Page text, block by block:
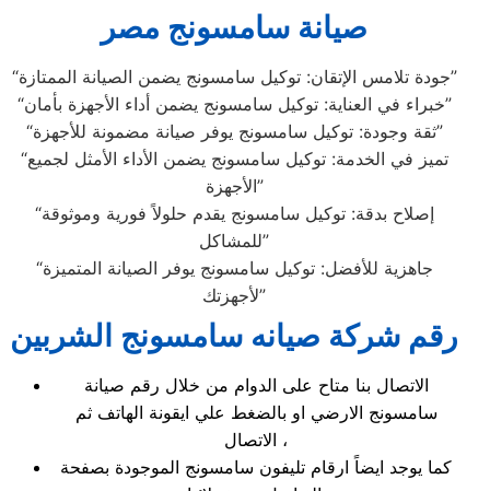
صيانة سامسونج مصر
“جودة تلامس الإتقان: توكيل سامسونج يضمن الصيانة الممتازة”
“خبراء في العناية: توكيل سامسونج يضمن أداء الأجهزة بأمان”
“ثقة وجودة: توكيل سامسونج يوفر صيانة مضمونة للأجهزة”
“تميز في الخدمة: توكيل سامسونج يضمن الأداء الأمثل لجميع
الأجهزة”
“إصلاح بدقة: توكيل سامسونج يقدم حلولاً فورية وموثوقة
للمشاكل”
“جاهزية للأفضل: توكيل سامسونج يوفر الصيانة المتميزة
لأجهزتك”
رقم شركة صيانه سامسونج الشربين
الاتصال بنا متاح على الدوام من خلال رقم صيانة
سامسونج الارضي او بالضغط علي ايقونة الهاتف ثم
الاتصال ،
كما يوجد ايضاً ارقام تليفون سامسونج الموجودة بصفحة